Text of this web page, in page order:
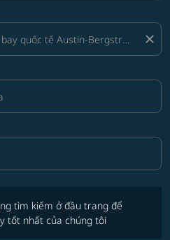
close
Selected
tìm kiếm ở đầu trang để
tốt nhất của chúng tôi